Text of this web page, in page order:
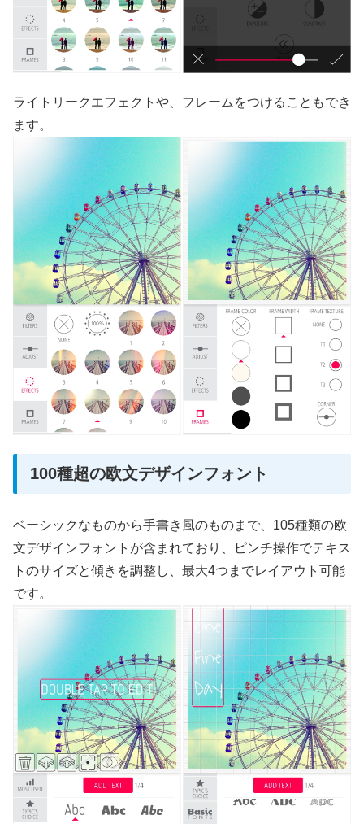
ライトリークエフェクトや、フレームをつけることもでき
ます。
100種超の欧文デザインフォント
ベーシックなものから手書き風のものまで、105種類の欧
文デザインフォントが含まれており、ピンチ操作でテキス
トのサイズと傾きを調整し、最大4つまでレイアウト可能
です。